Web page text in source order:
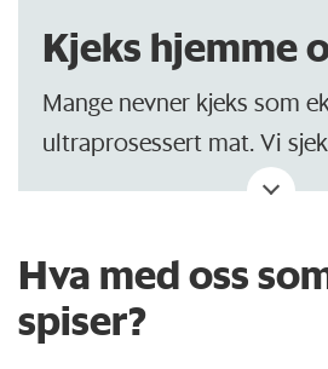
Kjeks hjemme
Mange nevner kjeks som
ultraprosessert mat. Vi
kjeksen for å se hva den
Igjen er mye likt: hvetemel,
olje, bakepulver og salt.
Hva med oss
spiser?